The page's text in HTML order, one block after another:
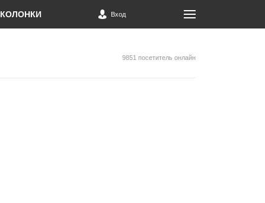
КОЛОНКИ Вход
9851 посетитель онлайн